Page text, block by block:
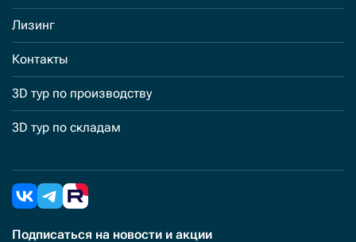
Лизинг
Контакты
3D тур по производству
3D тур по складам
Подписаться на новости и акции